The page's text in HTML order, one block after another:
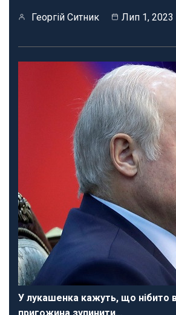
Георгій Ситник Лип 1, 2023
У лукашенка кажуть, що нібито